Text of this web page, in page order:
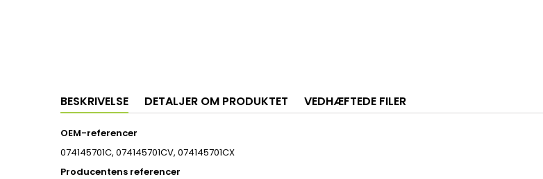
BESKRIVELSE DETALJER OM PRODUKTET VEDHÆFTEDE FILER
OEM-referencer
074145701C, 074145701CV, 074145701CX
Producentens referencer